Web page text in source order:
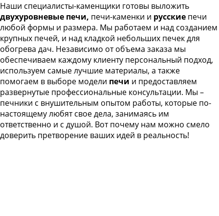
Наши специалисты-каменщики готовы выложить
двухуровневые печи, печи-каменки и русские печи
любой формы и размера. Мы работаем и над созданием
крупных печей, и над кладкой небольших печек для
обогрева дач. Независимо от объема заказа мы
обеспечиваем каждому клиенту персональный подход,
используем самые лучшие материалы, а также
помогаем в выборе модели печи и предоставляем
развернутые профессиональные консультации. Мы –
печники с внушительным опытом работы, которые по-
настоящему любят свое дела, занимаясь им
ответственно и с душой. Вот почему нам можно смело
доверить претворение ваших идей в реальность!